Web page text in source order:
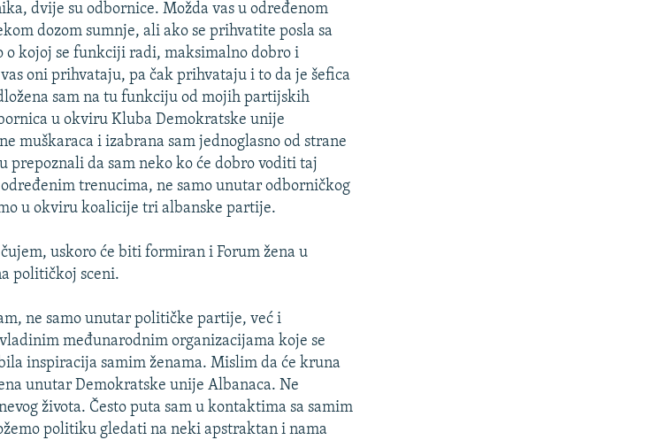
dvije su odbornice. Možda vas u određenom
dozom sumnje, ali ako se prihvatite posla sa
o kojoj se funkciji radi, maksimalno dobro i
oni prihvataju, pa čak prihvataju i to da je šefica
sam na tu funkciju od mojih partijskih
u okviru Kluba Demokratske unije
muškaraca i izabrana sam jednoglasno od strane
prepoznali da sam neko ko će dobro voditi taj
trenucima, ne samo unutar odborničkog
u okviru koalicije tri albanske partije.
uskoro će biti formiran i Forum žena u
političkoj sceni.
ne samo unutar političke partije, već i
međunarodnim organizacijama koje se
inspiracija samim ženama. Mislim da će kruna
unutar Demokratske unije Albanaca. Ne
života. Često puta sam u kontaktima sa samim
politiku gledati na neki apstraktan i nama